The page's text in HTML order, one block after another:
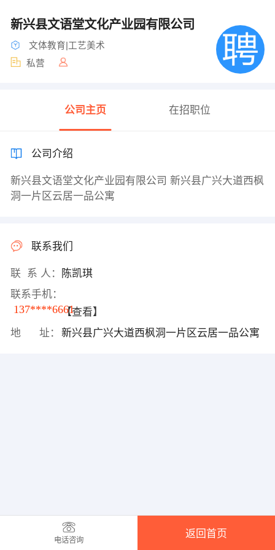
新兴县文语堂文化产业园有限公司
文体教育|工艺美术
私营
公司主页 在招职位
公司介绍
新兴县文语堂文化产业园有限公司 新兴县广兴大道西枫
洞一片区云居一品公寓
联系我们
联 系 人：
陈凯琪
联系手机：
137****6661【查看】
地 址：
新兴县广兴大道西枫洞一片区云居一品公寓
电话咨询
返回首页